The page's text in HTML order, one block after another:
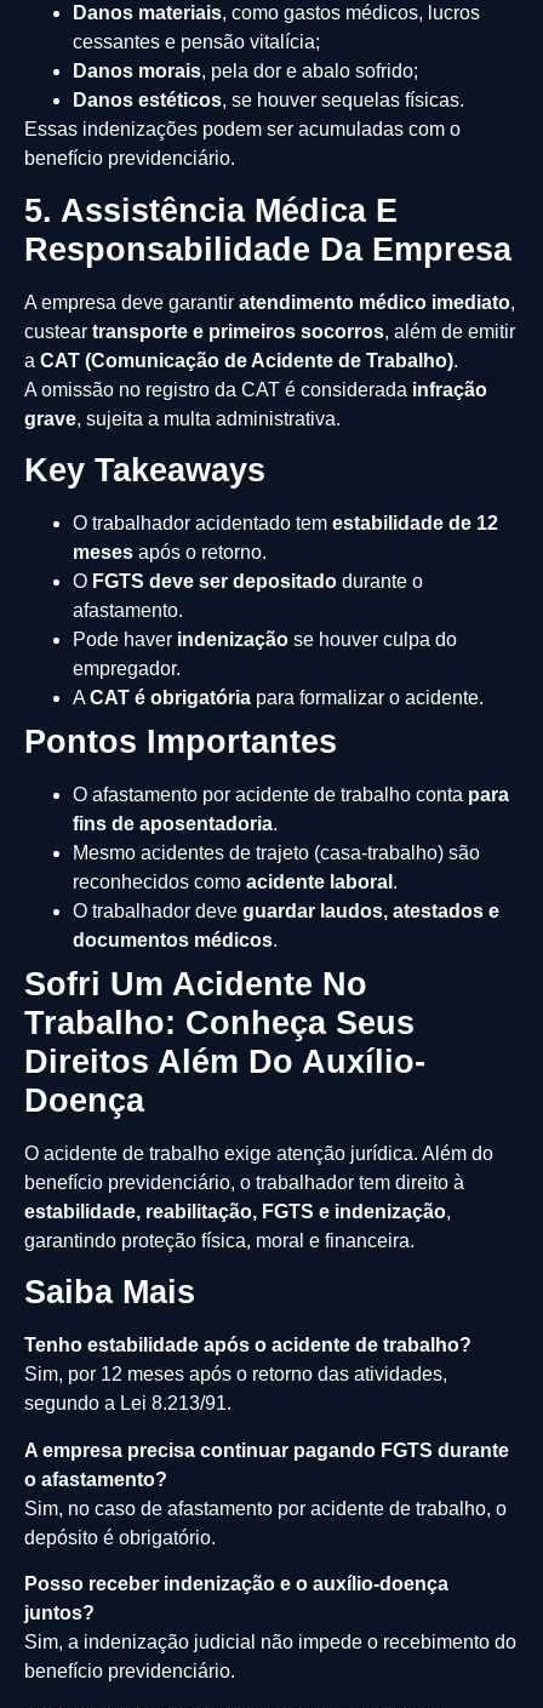
Danos materiais, como gastos médicos, lucros
cessantes e pensão vitalícia;
Danos morais, pela dor e abalo sofrido;
Danos estéticos, se houver sequelas físicas.
Essas indenizações podem ser acumuladas com o
benefício previdenciário.
5. Assistência Médica E
Responsabilidade Da Empresa
A empresa deve garantir atendimento médico imediato,
custear transporte e primeiros socorros, além de emitir
a CAT (Comunicação de Acidente de Trabalho).
A omissão no registro da CAT é considerada infração
grave, sujeita a multa administrativa.
Key Takeaways
O trabalhador acidentado tem estabilidade de 12
meses após o retorno.
O FGTS deve ser depositado durante o
afastamento.
Pode haver indenização se houver culpa do
empregador.
ACAT é obrigatória para formalizar o acidente.
Pontos Importantes
O afastamento por acidente de trabalho conta para
fins de aposentadoria.
Mesmo acidentes de trajeto (casa-trabalho) são
reconhecidos como acidente laboral .
O trabalhador deve guardar laudos, atestados e
documentos médicos.
Sofri Um Acidente No
Trabalho: Conheça Seus
Direitos Além Do Auxílio-
Doença
O acidente de trabalho exige atenção jurídica. Além do
benefício previdenciário, o trabalhador tem direito à
estabilidade, reabilitação, FGTS e indenização,
garantindo proteção física, moral e financeira.
Saiba Mais
Tenho estabilidade após o acidente de trabalho?
Sim, por 12 meses após o retorno das atividades,
segundo a Lei 8.213/91.
A empresa precisa continuar pagando FGTS durante
o afastamento?
Sim, no caso de afastamento por acidente de trabalho, o
depósito é obrigatório.
Posso receber indenização e o auxílio-doença
juntos?
Sim, a indenização judicial não impede o recebimento do
benefício previdenciário.